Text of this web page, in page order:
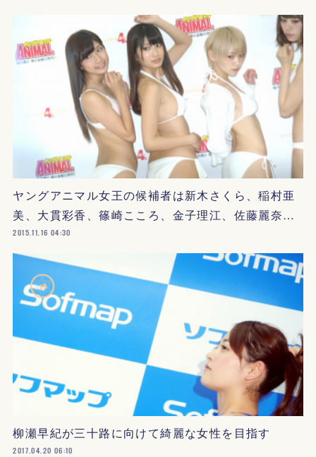
ヤングアニマル女王の候補者は新木さくら、稲村亜
美、大貫彩香、篠崎こころ、金子理江、佐藤麗奈…
2015.11.16 04:30
柳瀬早紀が三十路に向けて綺麗な女性を目指す
2017.04.20 06:10